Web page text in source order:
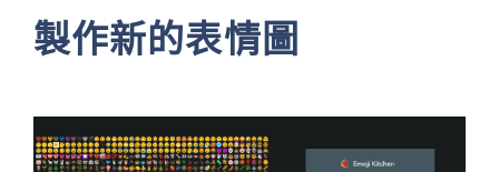
製作新的表情圖